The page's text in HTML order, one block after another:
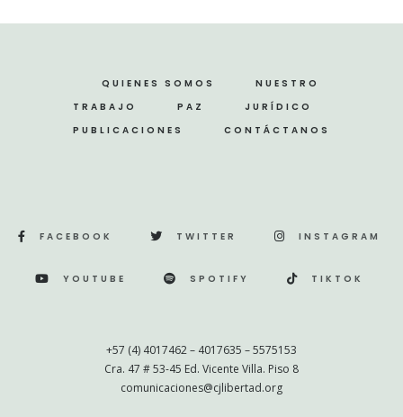
QUIENES SOMOS
NUESTRO
TRABAJO
PAZ
JURÍDICO
PUBLICACIONES
CONTÁCTANOS
FACEBOOK TWITTER INSTAGRAM
YOUTUBE SPOTIFY TIKTOK
+57 (4) 4017462 – 4017635 – 5575153
Cra. 47 # 53-45 Ed. Vicente Villa. Piso 8
comunicaciones@cjlibertad.org